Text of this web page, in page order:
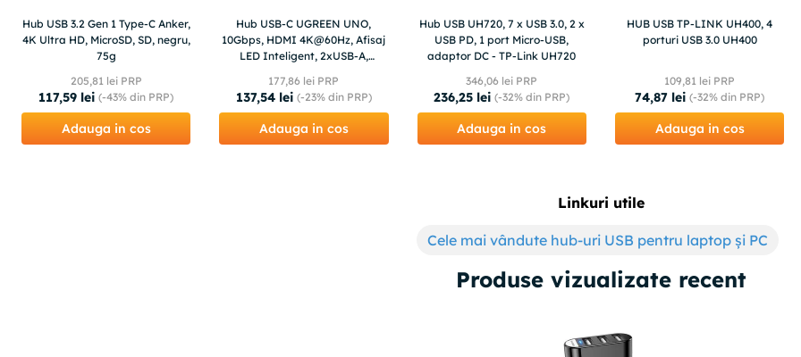
Hub USB 3.2 Gen 1 Type-C Anker,
4K Ultra HD, MicroSD, SD, negru,
75g
205,81 lei PRP
117,59 lei (-43% din PRP)
Adauga in cos
Hub USB-C UGREEN UNO,
10Gbps, HDMI 4K@60Hz, Afisaj
LED Inteligent, 2xUSB-A,
Compatibiliate Universala
177,86 lei PRP
137,54 lei (-23%din PRP)
Adauga in cos
Hub USB UH720, 7 x USB 3.0, 2 x
USB PD, 1 port Micro-USB,
adaptor DC - TP-Link UH720
346,06 lei PRP
236,25 lei (-32% din PRP)
Adauga in cos
HUB USB TP-LINK UH400, 4
porturi USB 3.0 UH400
109,81 lei PRP
74,87 lei (-32% din PRP)
Adauga in cos
Linkuri utile
Cele mai vândute hub-uri USB pentru laptop și PC
Produse vizualizate recent